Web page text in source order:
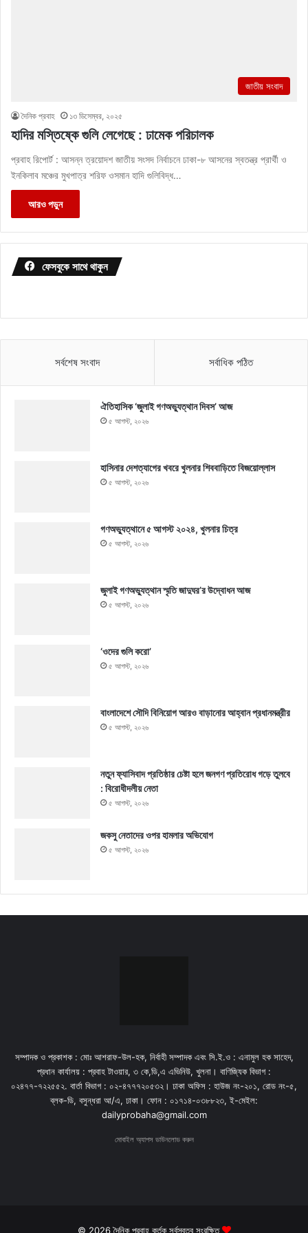
জাতীয় সংবাদ
দৈনিক প্রবাহ ১৩ ডিসেম্বর, ২০২৫
হাদির মস্তিষ্কে গুলি লেগেছে : ঢামেক পরিচালক
প্রবাহ রিপোর্ট : আসন্ন ত্রয়োদশ জাতীয় সংসদ নির্বাচনে ঢাকা-৮ আসনের স্বতন্ত্র প্রার্থী ও
ইনকিলাব মঞ্চের মুখপাত্র শরিফ ওসমান হাদি গুলিবিদ্ধ…
আরও পড়ুন
ফেসবুকে সাথে থাকুন
সর্বশেষ সংবাদ সর্বাধিক পঠিত
ঐতিহাসিক ‘জুলাই গণঅভ্যুত্থান দিবস’ আজ
৫ আগস্ট, ২০২৬
হাসিনার দেশত্যাগের খবরে খুলনার শিববাড়িতে বিজয়োল্লাস
৫ আগস্ট, ২০২৬
গণঅভ্যুত্থানে ৫ আগস্ট ২০২৪, খুলনার চিত্র
৫ আগস্ট, ২০২৬
জুলাই গণঅভ্যুত্থান স্মৃতি জাদুঘর’র উদ্বোধন আজ
৫ আগস্ট, ২০২৬
‘ওদের গুলি করো’
৫ আগস্ট, ২০২৬
বাংলাদেশে সৌদি বিনিয়োগ আরও বাড়ানোর আহ্বান প্রধানমন্ত্রীর
৫ আগস্ট, ২০২৬
নতুন ফ্যাসিবাদ প্রতিষ্ঠার চেষ্টা হলে জনগণ প্রতিরোধ গড়ে তুলবে
: বিরোধীদলীয় নেতা
৫ আগস্ট, ২০২৬
জকসু নেতাদের ওপর হামলার অভিযোগ
৫ আগস্ট, ২০২৬
সম্পাদক ও প্রকাশক : মোঃ আশরাফ-উল-হক, নির্বাহী সম্পাদক এবং সি.ই.ও : এনামুল হক সাহেদ,
প্রধান কার্যালয় : প্রবাহ টাওয়ার, ৩ কে,ডি,এ এভিনিউ, খুলনা। বাণিজ্যিক বিভাগ :
০২৪৭৭-৭২২৫৫২. বার্তা বিভাগ : ০২-৪৭৭৭২০৫৩২। ঢাকা অফিস : হাউজ নং-২০১, রোড নং-৫,
ব্লক-ডি, বসুন্ধরা আ/এ, ঢাকা। ফোন : ০১৭১৪-০৩৮৮২৩, ই-মেইল:
dailyprobaha@gmail.com
মোবাইল অ্যাপস ডাউনলোড করুন
© 2026 দৈনিক প্রবাহ কর্তৃক সর্বস্বত্ব সংরক্ষিত